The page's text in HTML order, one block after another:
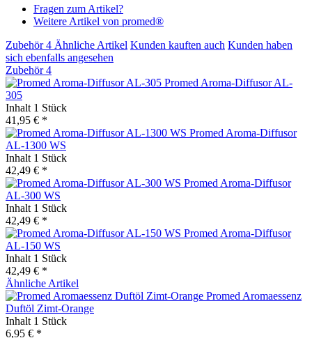
Fragen zum Artikel?
Weitere Artikel von promed®
Zubehör4 Ähnliche Artikel Kunden kauften auch Kunden haben
sich ebenfalls angesehen
Zubehör4
Promed Aroma-Diffusor AL-
305
Inhalt 1 Stück
41,95 € *
Promed Aroma-Diffusor
AL-1300 WS
Inhalt 1 Stück
42,49 € *
Promed Aroma-Diffusor
AL-300 WS
Inhalt 1 Stück
42,49 € *
Promed Aroma-Diffusor
AL-150 WS
Inhalt 1 Stück
42,49 € *
Ähnliche Artikel
Promed Aromaessenz
Duftöl Zimt-Orange
Inhalt 1 Stück
6,95 € *